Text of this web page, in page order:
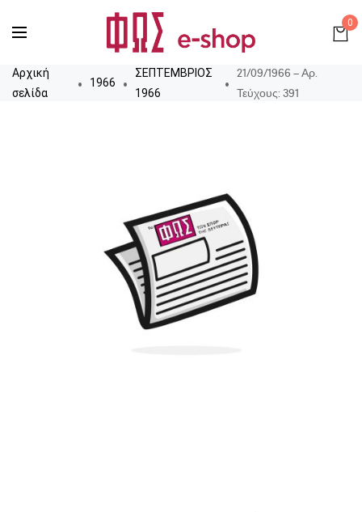
0
Αρχική
σελίδα
1966
ΣΕΠΤΕΜΒΡΙΟΣ
1966
21/09/1966 – Αρ.
Τεύχους: 391